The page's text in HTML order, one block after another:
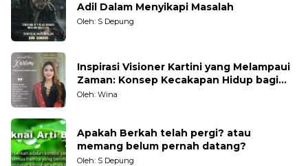
Adil Dalam Menyikapi Masalah
Oleh: S Depung
Inspirasi Visioner Kartini yang Melampaui
Zaman: Konsep Kecakapan Hidup bagi
Generasi Muda
Oleh: Wina
Apakah Berkah telah pergi? atau
memang belum pernah datang?
Oleh: S Depung